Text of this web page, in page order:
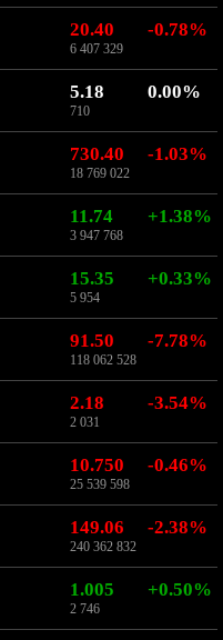
20.40
6 407 329
-0.78%
5.18
710
0.00%
730.40
18 769 022
-1.03%
11.74
3 947 768
+1.38%
15.35
5 954
+0.33%
91.50
118 062 528
-7.78%
2.18
2 031
-3.54%
10.750
25 539 598
-0.46%
149.06
240 362 832
-2.38%
1.005
2 746
+0.50%